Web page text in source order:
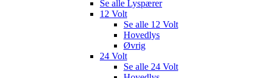
Se alle Lyspærer
12 Volt
Se alle 12 Volt
Hovedlys
Øvrig
24 Volt
Se alle 24 Volt